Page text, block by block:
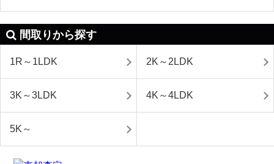
間取りから探す
1R～1LDK 2K～2LDK
3K～3LDK 4K～4LDK
5K～